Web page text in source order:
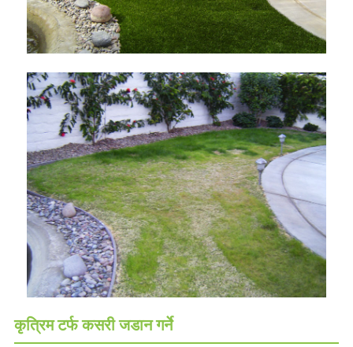
कृत्रिम टर्फ कसरी जडान गर्ने